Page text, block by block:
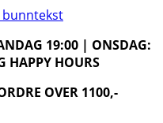
19:00 | ONSDAG:
HAPPY HOURS
OVER 1100,-